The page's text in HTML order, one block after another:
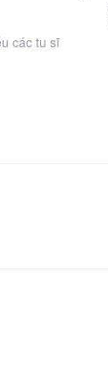
các tu sĩ